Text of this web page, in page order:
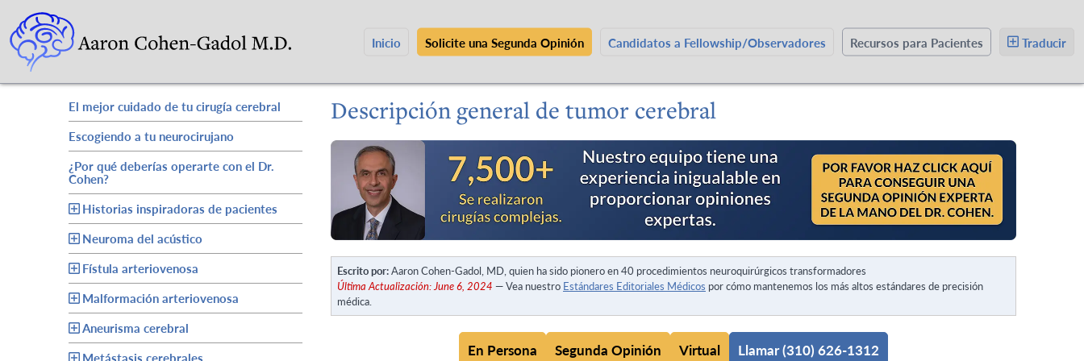
Inicio Solicite una Segunda Opinión Candidatos a Fellowship/Observadores Recursos para Pacientes Traducir
El mejor cuidado de tu cirugía cerebral
Escogiendo a tu neurocirujano
¿Por qué deberías operarte con el Dr.
Cohen?
Historias inspiradoras de pacientes
Neuroma del acústico
Fístula arteriovenosa
Malformación arteriovenosa
Aneurisma cerebral
Metástasis cerebrales
Descripción general de tumor cerebral
Escrito por:Aaron Cohen-Gadol, MD, quien ha sido pionero en 40 procedimientos neuroquirúrgicos transformadores
Última Actualización: June 6, 2024 — Vea nuestro Estándares Editoriales Médicos por cómo mantenemos los más altos estándares de precisión
médica.
En Persona Segunda Opinión Virtual Llamar (310) 626-1312